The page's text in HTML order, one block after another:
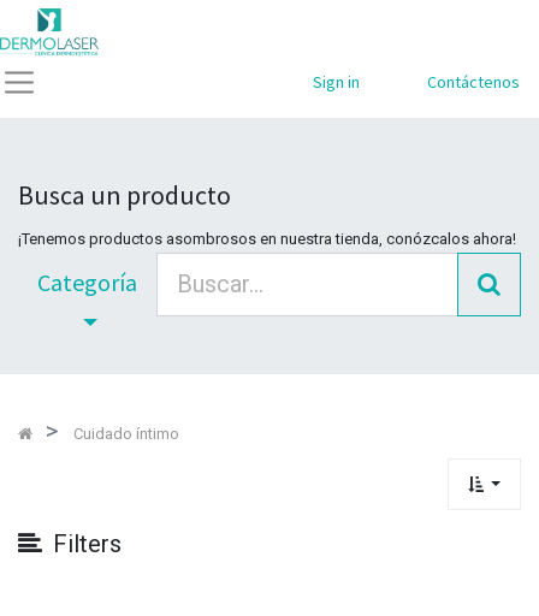
Sign in Contáctenos
Busca un producto
¡Tenemos productos asombrosos en nuestra tienda, conózcalos ahora!
Categoría
Cuidado íntimo
Filters
Mostrar
Categorías